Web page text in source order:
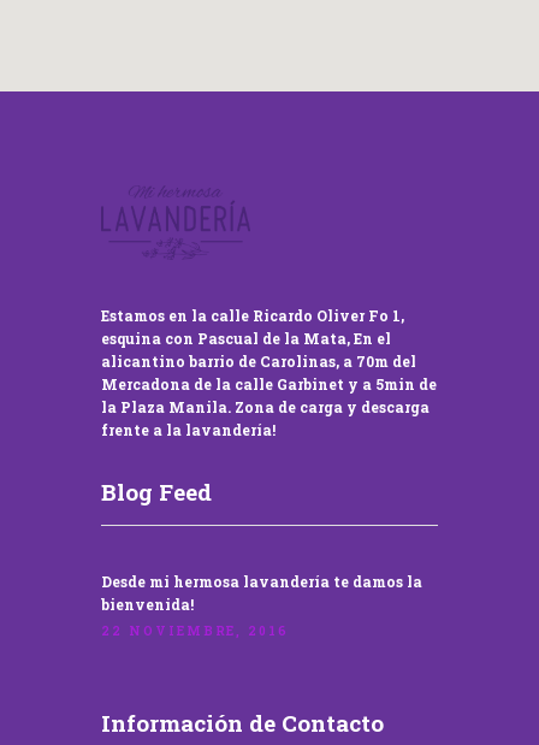
Estamos en la calle Ricardo Oliver Fo 1,
esquina con Pascual de la Mata, En el
alicantino barrio de Carolinas, a 70m del
Mercadona de la calle Garbinet y a 5min de
la Plaza Manila. Zona de carga y descarga
frente a la lavandería!
Blog Feed
Desde mi hermosa lavandería te damos la
bienvenida!
22 NOVIEMBRE, 2016
Información de Contacto